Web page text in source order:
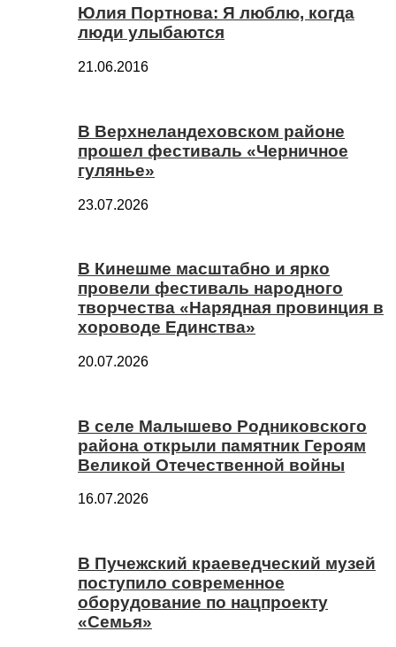
Юлия Портнова: Я люблю, когда
люди улыбаются
21.06.2016
В Верхнеландеховском районе
прошел фестиваль «Черничное
гулянье»
23.07.2026
В Кинешме масштабно и ярко
провели фестиваль народного
творчества «Нарядная провинция в
хороводе Единства»
20.07.2026
В селе Малышево Родниковского
района открыли памятник Героям
Великой Отечественной войны
16.07.2026
В Пучежский краеведческий музей
поступило современное
оборудование по нацпроекту
«Семья»